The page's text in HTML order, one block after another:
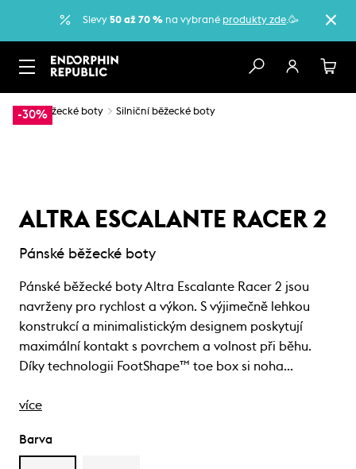
Slevy 50 až 70 % na vybrané produkty zde.🥳
-30%
… Běžecké boty Silniční běžecké boty
ALTRA ESCALANTE RACER 2
Pánské běžecké boty
Pánské běžecké boty Altra Escalante Racer 2 jsou
navrženy pro rychlost a výkon. S výjimečně lehkou
konstrukcí a minimalistickým designem poskytují
maximální kontakt s povrchem a volnost při běhu.
Díky technologii FootShape™ toe box si noha…
více
Barva